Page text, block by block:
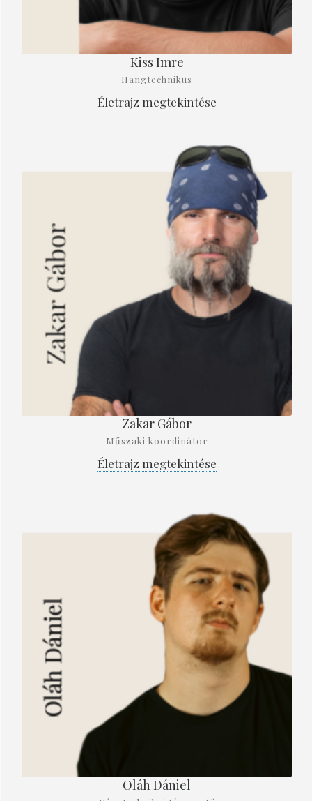
Kiss Imre
Hangtechnikus
Életrajz megtekintése
Zakar Gábor
Műszaki koordinátor
Életrajz megtekintése
Oláh Dániel